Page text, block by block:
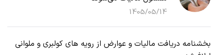
1405/05/14
بخشنامه دریافت مالیات و عوارض از رویه های کولبری و ملوانی